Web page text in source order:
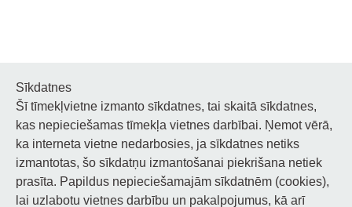
Noderīgi
Privātuma politika
Sīkdatņu privātuma politika
Sīkdatnes
Šī tīmekļvietne izmanto sīkdatnes, tai skaitā sīkdatnes,
kas nepieciešamas tīmekļa vietnes darbībai. Ņemot vērā,
ka interneta vietne nedarbosies, ja sīkdatnes netiks
izmantotas, šo sīkdatņu izmantošanai piekrišana netiek
prasīta. Papildus nepieciešamajām sīkdatnēm (cookies),
lai uzlabotu vietnes darbību un pakalpojumus, kā arī